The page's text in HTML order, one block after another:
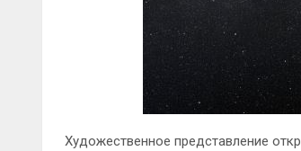
Художественное представление